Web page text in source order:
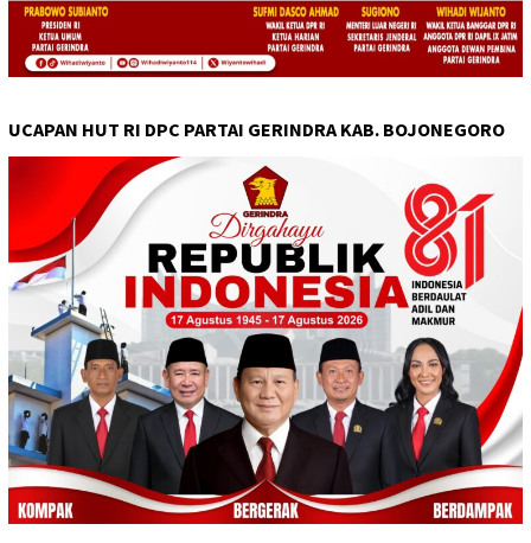
UCAPAN HUT RI DPC PARTAI GERINDRA KAB. BOJONEGORO